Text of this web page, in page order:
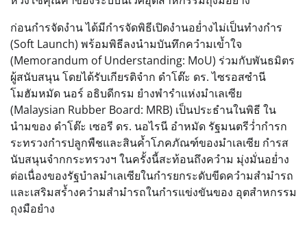
ก่อนกำรจัดงำน ได้มีกำรจัดพิธีเปิดงำนอย่ำงไม่เป็นทำงกำร
(Soft Launch) พร้อมพิธีลงนำมบันทึกควำมเข้ำใจ
(Memorandum of Understanding: MoU) ร่วมกับพันธมิตร
ผู้สนับสนุน โดยได้รับเกียรติจำก ดำโต๊ะ ดร. ไซรอสซำนี
โมฮัมหมัด นอร์ อธิบดีกรม ยำงพำรำแห่งมำเลเซีย
(Malaysian Rubber Board: MRB) เป็นประธำนในพิธี ใน
นำมของ ดำโต๊ะ เซอรี ดร. นอไรนี อำหมัด รัฐมนตรีว่ำกำรก
ระทรวงกำรปลูกพืชและสินค้ำโภคภัณฑ์ของมำเลเซีย กำรส
นับสนุนจำกกระทรวงฯ ในครั้งนี้สะท้อนถึงควำม มุ่งมั่นอย่ำง
ต่อเนื่องของรัฐบำลมำเลเซียในกำรยกระดับขีดควำมสำมำรถ
และเสริมสร้ำงควำมสำมำรถในกำรแข่งขันของ อุตสำหกรรม
ถุงมือยำง